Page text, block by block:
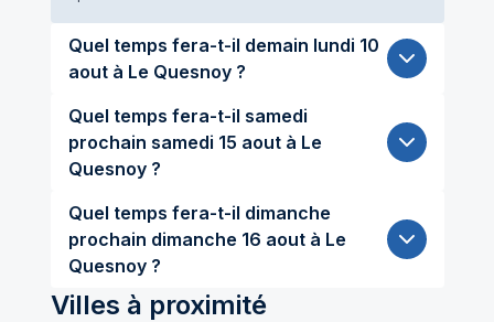
Quel temps fera-t-il demain lundi 10
aout à Le Quesnoy ?
Quel temps fera-t-il samedi
prochain samedi 15 aout à Le
Quesnoy ?
Quel temps fera-t-il dimanche
prochain dimanche 16 aout à Le
Quesnoy ?
Villes à proximité